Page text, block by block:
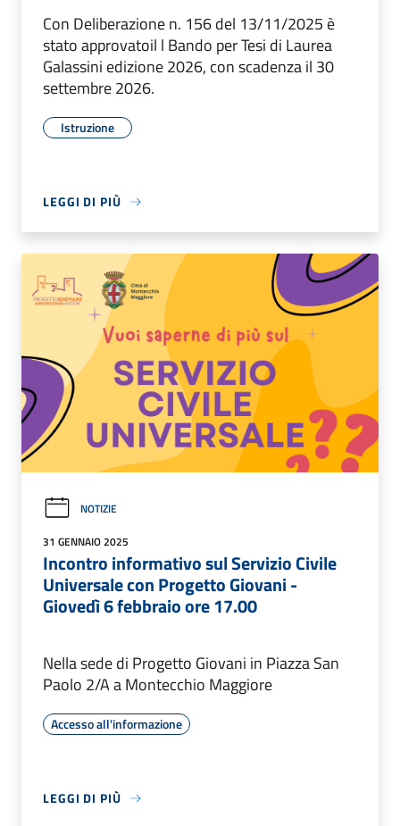
Con Deliberazione n. 156 del 13/11/2025 è
stato approvatoil l Bando per Tesi di Laurea
Galassini edizione 2026, con scadenza il 30
settembre 2026.
Istruzione
LEGGI DI PIÙ
NOTIZIE
31 GENNAIO 2025
Incontro informativo sul Servizio Civile
Universale con Progetto Giovani -
Giovedì 6 febbraio ore 17.00
Nella sede di Progetto Giovani in Piazza San
Paolo 2/A a Montecchio Maggiore
Accesso all'informazione
LEGGI DI PIÙ